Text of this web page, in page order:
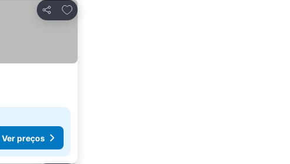
Partilhar
Adicionar aos favoritos
Ver preços